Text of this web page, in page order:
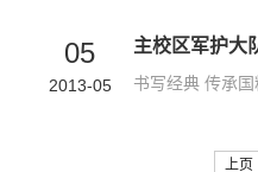
05
2013-05
主校区军护大
上页